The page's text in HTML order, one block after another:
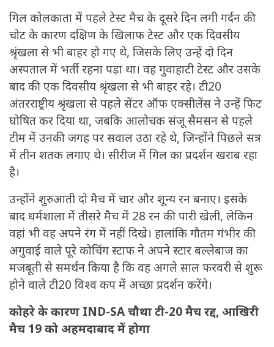
गिल कोलकाता में पहले टेस्ट मैच के दूसरे दिन लगी गर्दन की
चोट के कारण दक्षिण के खिलाफ टेस्ट और एक दिवसीय
श्रृंखला से भी बाहर हो गए थे, जिसके लिए उन्हें दो दिन
अस्पताल में भर्ती रहना पड़ा था। वह गुवाहाटी टेस्ट और उसके
बाद की एक दिवसीय श्रृंखला से भी बाहर रहे। टी20
अंतरराष्ट्रीय श्रृंखला से पहले सेंटर ऑफ एक्सीलेंस ने उन्हें फिट
घोषित कर दिया था, जबकि आलोचक संजू सैमसन से पहले
टीम में उनकी जगह पर सवाल उठा रहे थे, जिन्होंने पिछले सत्र
में तीन शतक लगाए थे। सीरीज में गिल का प्रदर्शन खराब रहा
है।
उन्होंने शुरुआती दो मैच में चार और शून्य रन बनाए। इसके
बाद धर्मशाला में तीसरे मैच में 28 रन की पारी खेली, लेकिन
वहां भी वह अपने रंग में नहीं दिखे। हालांकि गौतम गंभीर की
अगुवाई वाले पूरे कोचिंग स्टाफ ने अपने स्टार बल्लेबाज का
मजबूती से समर्थन किया है कि वह अगले साल फरवरी से शुरू
होने वाले टी20 विश्व कप में अच्छा प्रदर्शन करेंगे।
कोहरे के कारण IND-SA चौथा टी-20 मैच रद्द, आखिरी
मैच 19 को अहमदाबाद में होगा